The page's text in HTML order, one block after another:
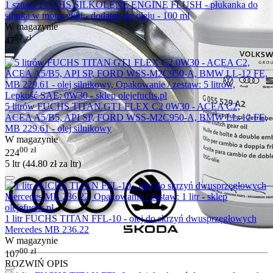
ROZWIŃ OPIS
1 sztuka FUCHS SILKOLENE ENGINE FLUSH - płukanka do
silnika w motocyklu - dodatek do oleju - 100 ml
W magazynie
4797 zł
5 litrów FUCHS TITAN GT1 FLEX C2 0W30 - ACEA C2,
ACEA A5/B5, API SP, FORD WSS-M2C950-A, BMW LL-12 FE,
MB 229.61 - olej silnikowy
W magazynie
22400 zł
5 ltr (44.80 złza ltr)
1 litr FUCHS TITAN FFL-10 - olej do skrzyń dwusprzęgłowych
Mercedes MB 236.22
W magazynie
10700 zł